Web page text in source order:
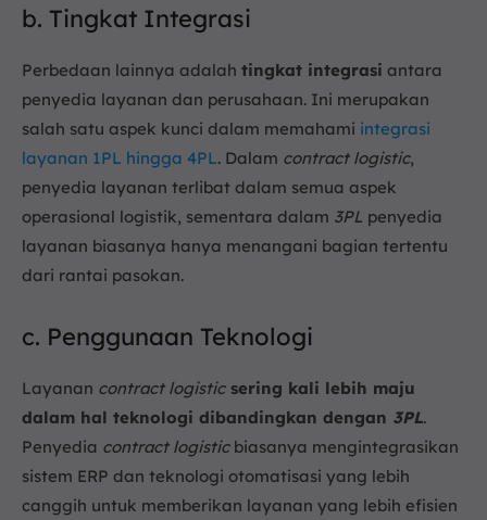
b. Tingkat Integrasi
Perbedaan lainnya adalah tingkat integrasi antara
penyedia layanan dan perusahaan. Ini merupakan
salah satu aspek kunci dalam memahami integrasi
layanan 1PL hingga 4PL. Dalam contract logistic,
penyedia layanan terlibat dalam semua aspek
operasional logistik, sementara dalam 3PL penyedia
layanan biasanya hanya menangani bagian tertentu
dari rantai pasokan.
c. Penggunaan Teknologi
Layanan contract logisticsering kali lebih maju
dalam hal teknologi dibandingkan dengan 3PL.
Penyedia contract logisticbiasanya mengintegrasikan
sistem ERP dan teknologi otomatisasi yang lebih
canggih untuk memberikan layanan yang lebih efisien